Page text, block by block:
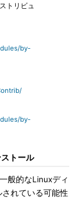
トリビュ
by-
by-
トール
般的なLinuxディ
れている可能性